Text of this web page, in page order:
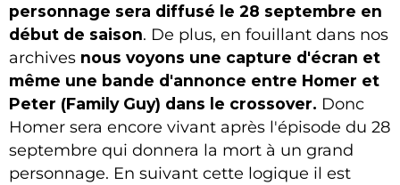
personnage sera diffusé le 28 septembre en
début de saison. De plus, en fouillant dans nos
archives nous voyons une capture d'écran et
même une bande d'annonce entre Homer et
Peter (Family Guy) dans le crossover. Donc
Homer sera encore vivant après l'épisode du 28
septembre qui donnera la mort à un grand
personnage. En suivant cette logique il est